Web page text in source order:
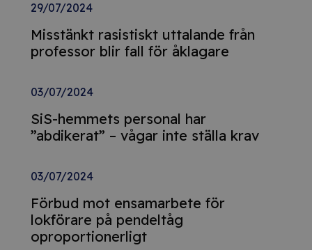
29/07/2024
Misstänkt rasistiskt uttalande från
professor blir fall för åklagare
03/07/2024
SiS-hemmets personal har
”abdikerat” – vågar inte ställa krav
03/07/2024
Förbud mot ensamarbete för
lokförare på pendeltåg
oproportionerligt